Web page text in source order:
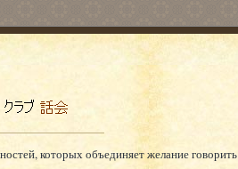
которых объединяет желание говорить